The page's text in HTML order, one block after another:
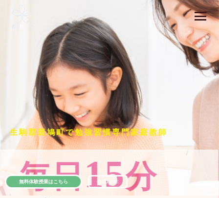
生駒郡斑鳩町で勉強習慣専門家庭教師
毎日15分
無料体験授業はこちら 公式LINE